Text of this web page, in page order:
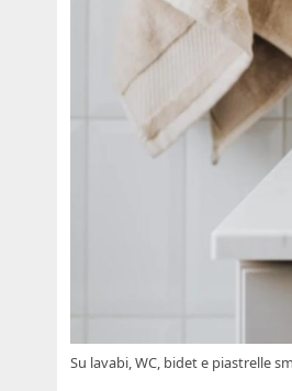
Su lavabi, WC, bidet e piastrelle